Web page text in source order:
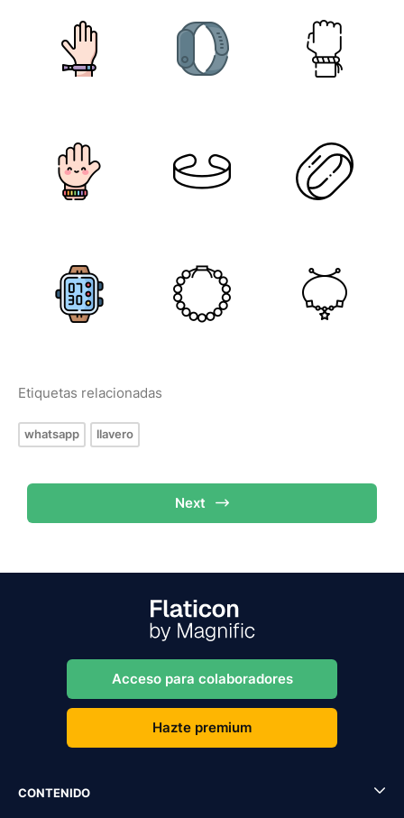
Etiquetas relacionadas
whatsapp llavero
Next
Acceso para colaboradores
Hazte premium
CONTENIDO